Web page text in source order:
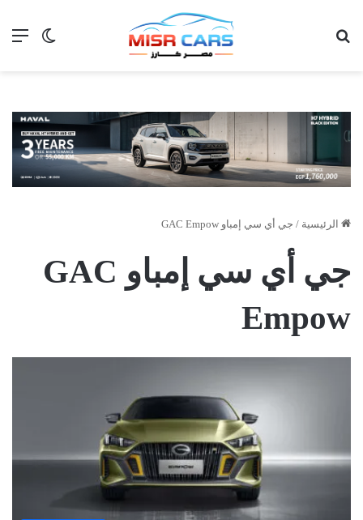
الوضع
الرئيسية / جي أي سي إمباو GAC Empow
جي أي سي إمباو GAC
Empow